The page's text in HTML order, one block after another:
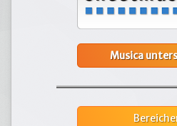
Musica